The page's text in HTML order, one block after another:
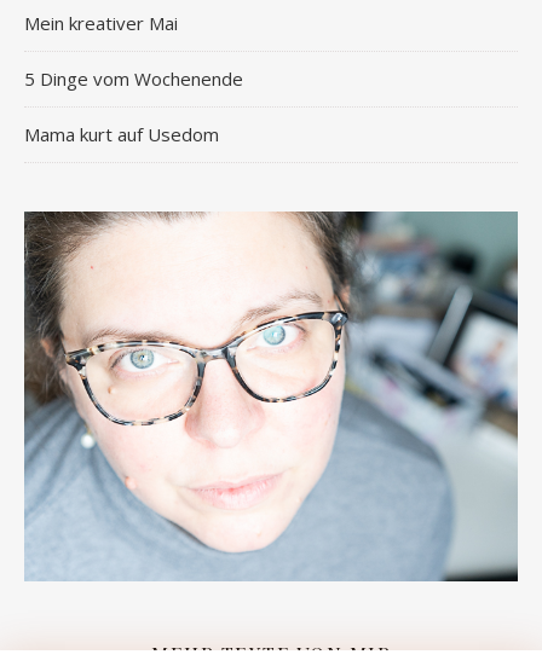
Mein kreativer Mai
5 Dinge vom Wochenende
Mama kurt auf Usedom
MEHR TEXTE VON MIR